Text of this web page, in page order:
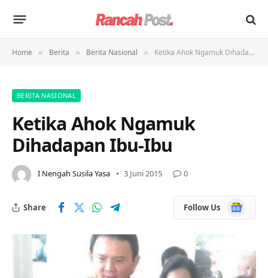
Home » Berita » Berita Nasional » Ketika Ahok Ngamuk Dihadapan Ibu-Ibu
BERITA NASIONAL
Ketika Ahok Ngamuk
Dihadapan Ibu-Ibu
I Nengah Susila Yasa 3 Juni 2015 0
Share Follow Us
Google
News